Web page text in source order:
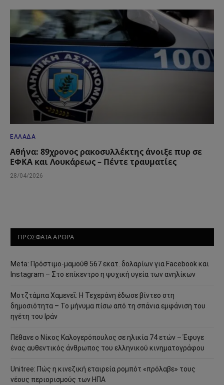
ΕΛΛΆΔΑ
Αθήνα: 89χρονος ρακοσυλλέκτης άνοιξε πυρ σε
ΕΦΚΑ και Λουκάρεως – Πέντε τραυματίες
28/04/2026
ΠΡΟΣΦΑΤΑ ΑΡΘΡΑ
Meta: Πρόστιμο-μαμούθ 567 εκατ. δολαρίων για Facebook και
Instagram – Στο επίκεντρο η ψυχική υγεία των ανηλίκων
Μοτζτάμπα Χαμενεΐ: Η Τεχεράνη έδωσε βίντεο στη
δημοσιότητα – Το μήνυμα πίσω από τη σπάνια εμφάνιση του
ηγέτη του Ιράν
Πέθανε ο Νίκος Καλογερόπουλος σε ηλικία 74 ετών – Έφυγε
ένας αυθεντικός άνθρωπος του ελληνικού κινηματογράφου
Unitree: Πώς η κινεζική εταιρεία ρομπότ «πρόλαβε» τους
νέους περιορισμούς των ΗΠΑ